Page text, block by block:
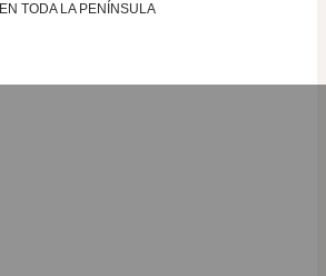
EN TODA LA PENÍNSULA